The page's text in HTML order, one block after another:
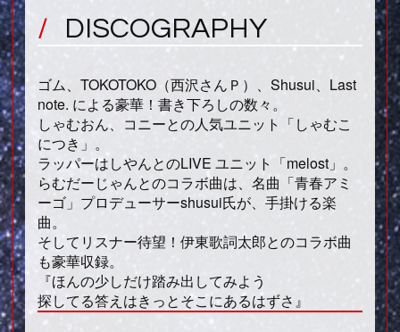
DISCOGRAPHY
ゴム、TOKOTOKO（西沢さんＰ）、Shusui、Last
note. による豪華！書き下ろしの数々。
しゃむおん、コニーとの人気ユニット「しゃむこ
につき」。
ラッパーはしやんとのLIVE ユニット「melost」。
らむだーじゃんとのコラボ曲は、名曲「青春アミ
ーゴ」プロデューサーshusui氏が、手掛ける楽
曲。
そしてリスナー待望！伊東歌詞太郎とのコラボ曲
も豪華収録。
『ほんの少しだけ踏み出してみよう
探してる答えはきっとそこにあるはずさ』